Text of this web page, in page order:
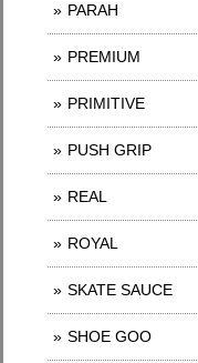
PARAH
PREMIUM
PRIMITIVE
PUSH GRIP
REAL
ROYAL
SKATE SAUCE
SHOE GOO